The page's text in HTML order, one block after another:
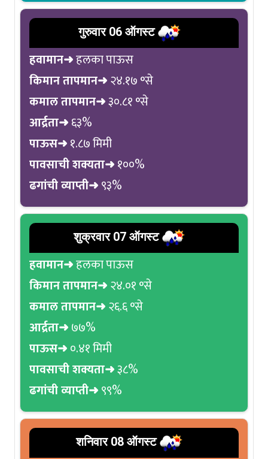
गुरुवार 06 ऑगस्ट
हवामान➜हलका पाऊस
किमान तापमान➜२४.१७ °से
कमाल तापमान➜३०.८१ °से
आर्द्रता➜६३%
पाऊस➜१.८७ मिमी
पावसाची शक्यता➜१००%
ढगांची व्याप्ती➜९३%
शुक्रवार 07 ऑगस्ट
हवामान➜हलका पाऊस
किमान तापमान➜२४.०१ °से
कमाल तापमान➜२६.६ °से
आर्द्रता➜७७%
पाऊस➜०.४१ मिमी
पावसाची शक्यता➜३८%
ढगांची व्याप्ती➜९९%
शनिवार 08 ऑगस्ट